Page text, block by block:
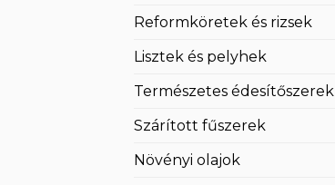
Reformköretek és rizsek
Lisztek és pelyhek
Természetes édesítőszerek
Szárított fűszerek
Növényi olajok